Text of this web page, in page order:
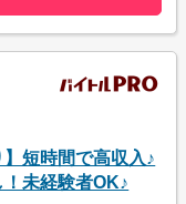
】短時間で高収入♪
！未経験者OK♪